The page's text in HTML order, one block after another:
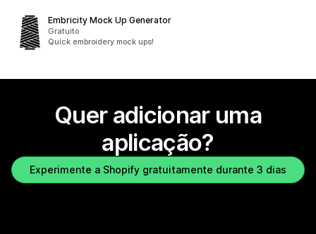
Embricity Mock Up Generator
Gratuito
Quick embroidery mock ups!
Quer adicionar uma
aplicação?
Experimente a Shopify gratuitamente durante 3 dias